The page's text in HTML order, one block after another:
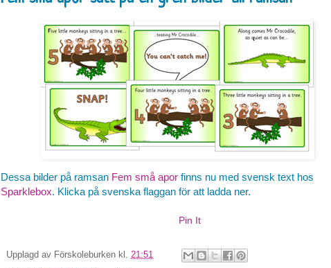
Dessa bilder på ramsan Fem små apor finns nu med svensk text hos
Sparklebox. Klicka på svenska flaggan för att ladda ner.
Pin It
Upplagd av Förskoleburken kl. 21:51